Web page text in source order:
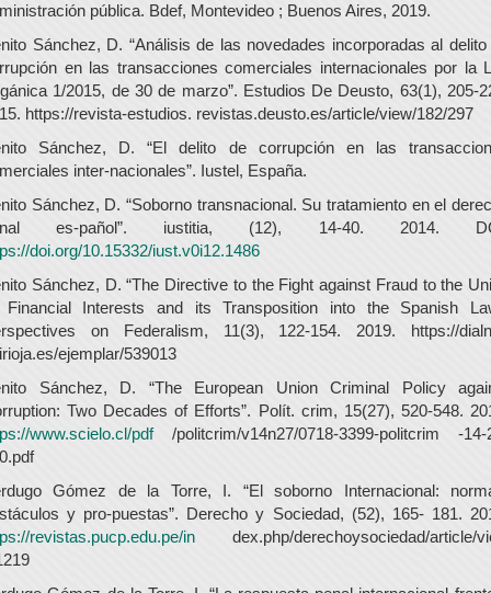
pública. Bdef, Montevideo ; Buenos Aires, 2019.
Sánchez, D. “Análisis de las novedades incorporadas al delito
en las transacciones comerciales internacionales por la
1/2015, de 30 de marzo”. Estudios De Deusto, 63(1), 205-
https://revista-estudios. revistas.deusto.es/article/view/182/297
Sánchez, D. “El delito de corrupción en las
inter-nacionales”. Iustel, España.
Sánchez, D. “Soborno transnacional. Su tratamiento en el
es-pañol”. iustitia, (12), 14-40. 2014.
doi.org/10.15332/iust.v0i12.1486
Sánchez, D. “The Directive to the Fight against Fraud to the
Financial Interests and its Transposition into the Spanish
on Federalism, 11(3), 122-154. 2019. https://
ejemplar/539013
Sánchez, D. “The European Union Criminal Policy
Two Decades of Efforts”. Polít. crim, 15(27), 520-548.
www.scielo.cl/pdf/politcrim/v14n27/0718-3399-politcrim -14-
Gómez de la Torre, I. “El soborno Internacional:
y pro-puestas”. Derecho y Sociedad, (52), 165- 181.
revistas.pucp.edu.pe/in dex.php/derechoysociedad/article/